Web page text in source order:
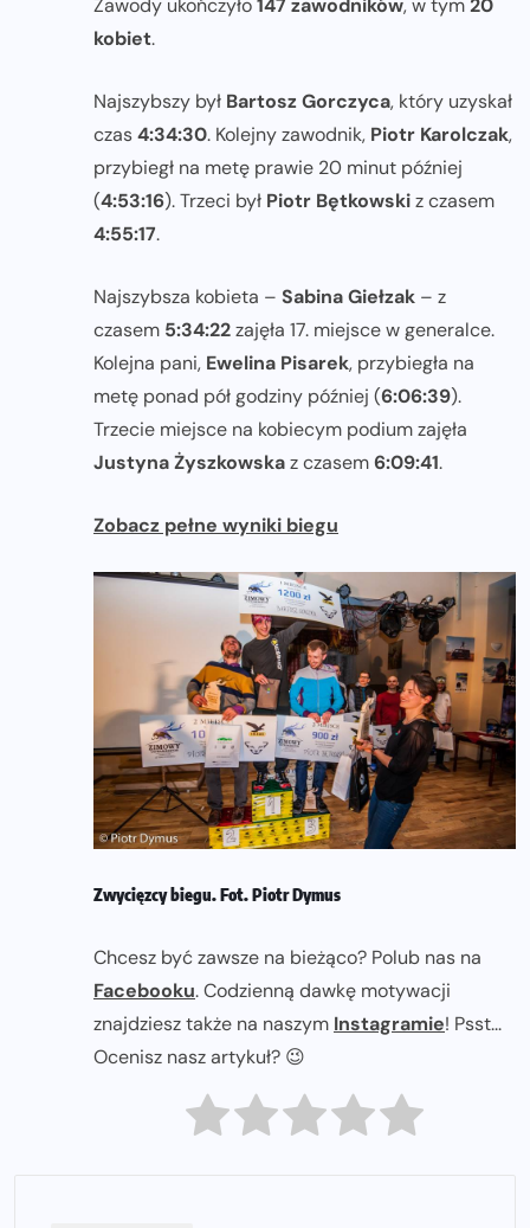
Zawody ukończyło147 zawodników, w tym20
kobiet.
Najszybszy był Bartosz Gorczyca, który uzyskał
czas4:34:30. Kolejny zawodnik, Piotr Karolczak,
przybiegł na metę prawie 20 minut później
(4:53:16). Trzeci był Piotr Bętkowskiz czasem
4:55:17.
Najszybsza kobieta – Sabina Giełzak – z
czasem 5:34:22zajęła 17. miejsce w generalce.
Kolejna pani, Ewelina Pisarek, przybiegła na
metę ponad pół godziny później (6:06:39).
Trzecie miejsce na kobiecym podium zajęła
Justyna Żyszkowskaz czasem6:09:41.
Zobacz pełne wyniki biegu
Zwycięzcy biegu. Fot. Piotr Dymus
Chcesz być zawsze na bieżąco? Polub nas na
Facebooku. Codzienną dawkę motywacji
znajdziesz także na naszym Instagramie! Psst...
Ocenisz nasz artykuł? 😉